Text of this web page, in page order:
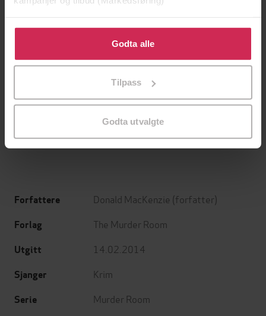
Klikk på «Godta alle» for å gi oss ditt samtykke til å
bruke cookies for alle disse formålene. Du kan også
tilpasse ditt samtykke til spesifikke formål ved å klikke
Godta alle
Tilpass
Godta utvalgte
Minnesota
Utskudd
Forfattere Donald MacKenzie (forfatter)
Forlag The Murder Room
Utgitt 14.02.2014
Sjanger Krim
Serie Murder Room